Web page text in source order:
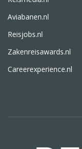
Aviabanen.nl
Reisjobs.nl
Zakenreisawards.nl
Careerexperience.nl